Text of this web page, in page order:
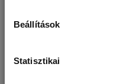
Beállítások
Statisztikai